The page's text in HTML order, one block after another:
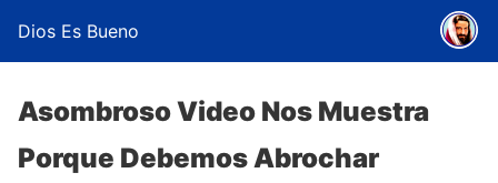
Dios Es Bueno
Asombroso Video Nos Muestra
Porque Debemos Abrochar